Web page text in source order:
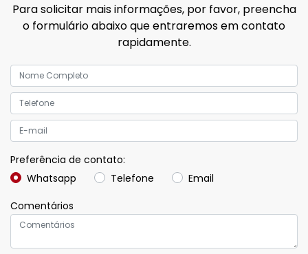
Para solicitar mais informações, por favor, preencha
o formulário abaixo que entraremos em contato
rapidamente.
Preferência de contato:
Whatsapp
Telefone
Email
Comentários